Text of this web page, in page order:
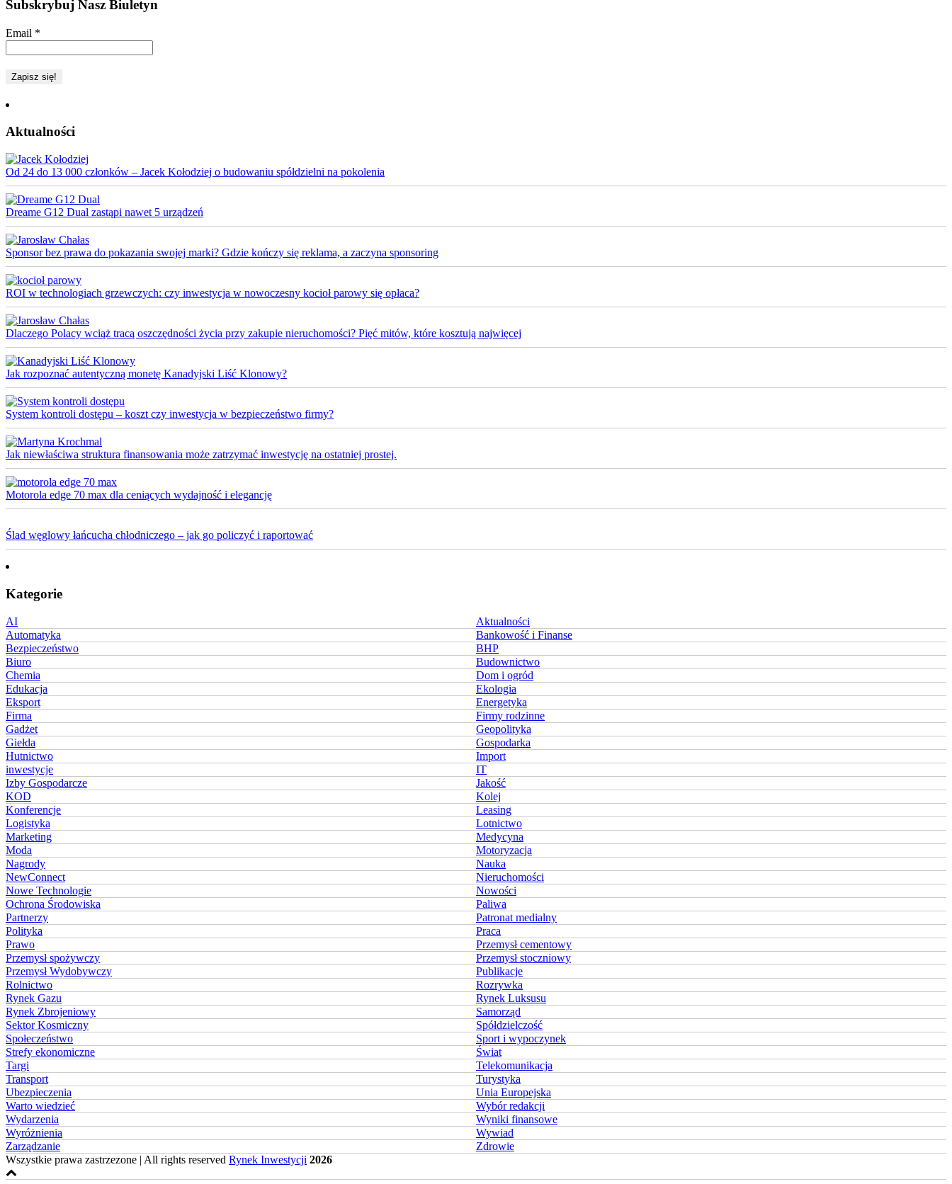
Subskrybuj Nasz Biuletyn
Email *
Aktualności
Od 24 do 13 000 członków – Jacek Kołodziej o budowaniu spółdzielni na pokolenia
Dreame G12 Dual zastąpi nawet 5 urządzeń
Sponsor bez prawa do pokazania swojej marki? Gdzie kończy się reklama, a zaczyna sponsoring
ROI w technologiach grzewczych: czy inwestycja w nowoczesny kocioł parowy się opłaca?
Dlaczego Polacy wciąż tracą oszczędności życia przy zakupie nieruchomości? Pięć mitów, które kosztują najwięcej
Jak rozpoznać autentyczną monetę Kanadyjski Liść Klonowy?
System kontroli dostępu – koszt czy inwestycja w bezpieczeństwo firmy?
Jak niewłaściwa struktura finansowania może zatrzymać inwestycję na ostatniej prostej.
Motorola edge 70 max dla ceniących wydajność i elegancję
Ślad węglowy łańcucha chłodniczego – jak go policzyć i raportować
Kategorie
AI
Aktualności
Automatyka
Bankowość i Finanse
Bezpieczeństwo
BHP
Biuro
Budownictwo
Chemia
Dom i ogród
Edukacja
Ekologia
Eksport
Energetyka
Firma
Firmy rodzinne
Gadżet
Geopolityka
Giełda
Gospodarka
Hutnictwo
Import
inwestycje
IT
Izby Gospodarcze
Jakość
KOD
Kolej
Konferencje
Leasing
Logistyka
Lotnictwo
Marketing
Medycyna
Moda
Motoryzacja
Nagrody
Nauka
NewConnect
Nieruchomości
Nowe Technologie
Nowości
Ochrona Środowiska
Paliwa
Partnerzy
Patronat medialny
Polityka
Praca
Prawo
Przemysł cementowy
Przemysł spożywczy
Przemysł stoczniowy
Przemysł Wydobywczy
Publikacje
Rolnictwo
Rozrywka
Rynek Gazu
Rynek Luksusu
Rynek Zbrojeniowy
Samorząd
Sektor Kosmiczny
Spółdzielczość
Społeczeństwo
Sport i wypoczynek
Strefy ekonomiczne
Świat
Targi
Telekomunikacja
Transport
Turystyka
Ubezpieczenia
Unia Europejska
Warto wiedzieć
Wybór redakcji
Wydarzenia
Wyniki finansowe
Wyróżnienia
Wywiad
Zarządzanie
Zdrowie
Wszystkie prawa zastrzezone | All rights reserved Rynek Inwestycji 2026